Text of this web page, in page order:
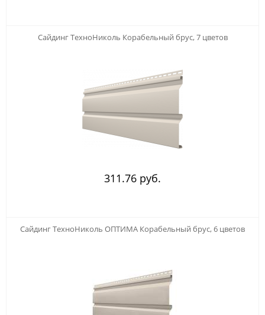
Сайдинг ТехноНиколь Корабельный брус, 7 цветов
311.76 руб.
Сайдинг ТехноНиколь ОПТИМА Корабельный брус, 6 цветов